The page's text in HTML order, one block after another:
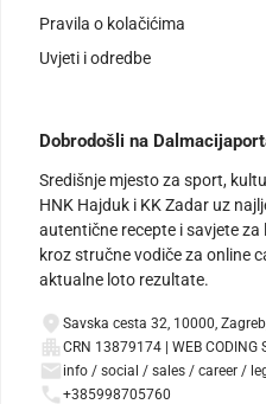
Pravila o kolačićima
Uvjeti i odredbe
Dobrodošli na
Središnje mjesto za sport,
HNK Hajduk i KK Zadar uz
autentične recepte i savjete
kroz stručne vodiče za online
aktualne loto rezultate.
Savska cesta 32, 10000,
CRN 13879174 | WEB CODING
info / social / sales / career /
+385998705760